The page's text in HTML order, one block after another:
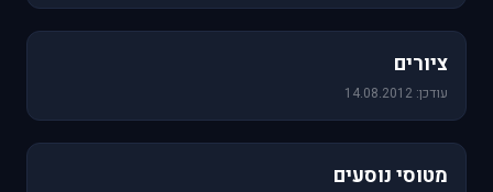
ציורים
עודכן: 14.08.2012
מטוסי נוסעים